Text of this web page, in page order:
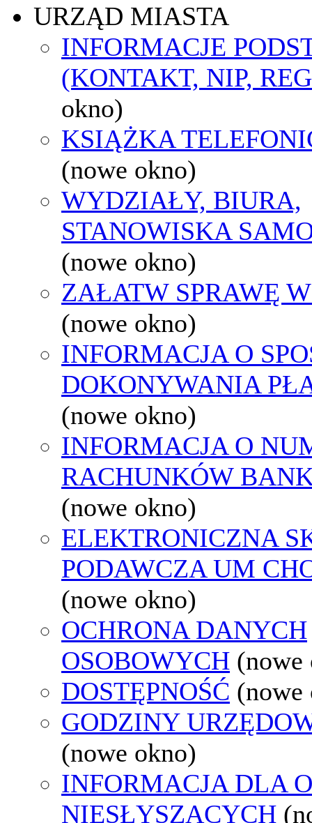
URZĄD MIASTA
INFORMACJE
(KONTAKT, NIP,
okno)
KSIĄŻKA
(nowe okno)
WYDZIAŁY, BIURA,
STANOWISKA
(nowe okno)
ZAŁATW SPRAWĘ
(nowe okno)
INFORMACJA O
DOKONYWANIA
(nowe okno)
INFORMACJA O
RACHUNKÓW
(nowe okno)
ELEKTRONICZNA
PODAWCZA UM
(nowe okno)
OCHRONA DANYCH
OSOBOWYCH (nowe
DOSTĘPNOŚĆ (nowe
GODZINY
(nowe okno)
INFORMACJA DLA
NIESŁYSZĄCYCH